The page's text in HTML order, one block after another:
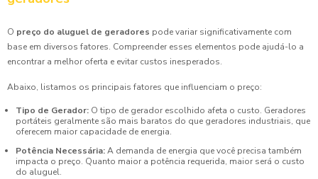
O preço do aluguel de geradores pode variar significativamente com
base em diversos fatores. Compreender esses elementos pode ajudá-lo a
encontrar a melhor oferta e evitar custos inesperados.
Abaixo, listamos os principais fatores que influenciam o preço:
Tipo de Gerador: O tipo de gerador escolhido afeta o custo. Geradores
portáteis geralmente são mais baratos do que geradores industriais, que
oferecem maior capacidade de energia.
Potência Necessária:A demanda de energia que você precisa também
impacta o preço. Quanto maior a potência requerida, maior será o custo
do aluguel.